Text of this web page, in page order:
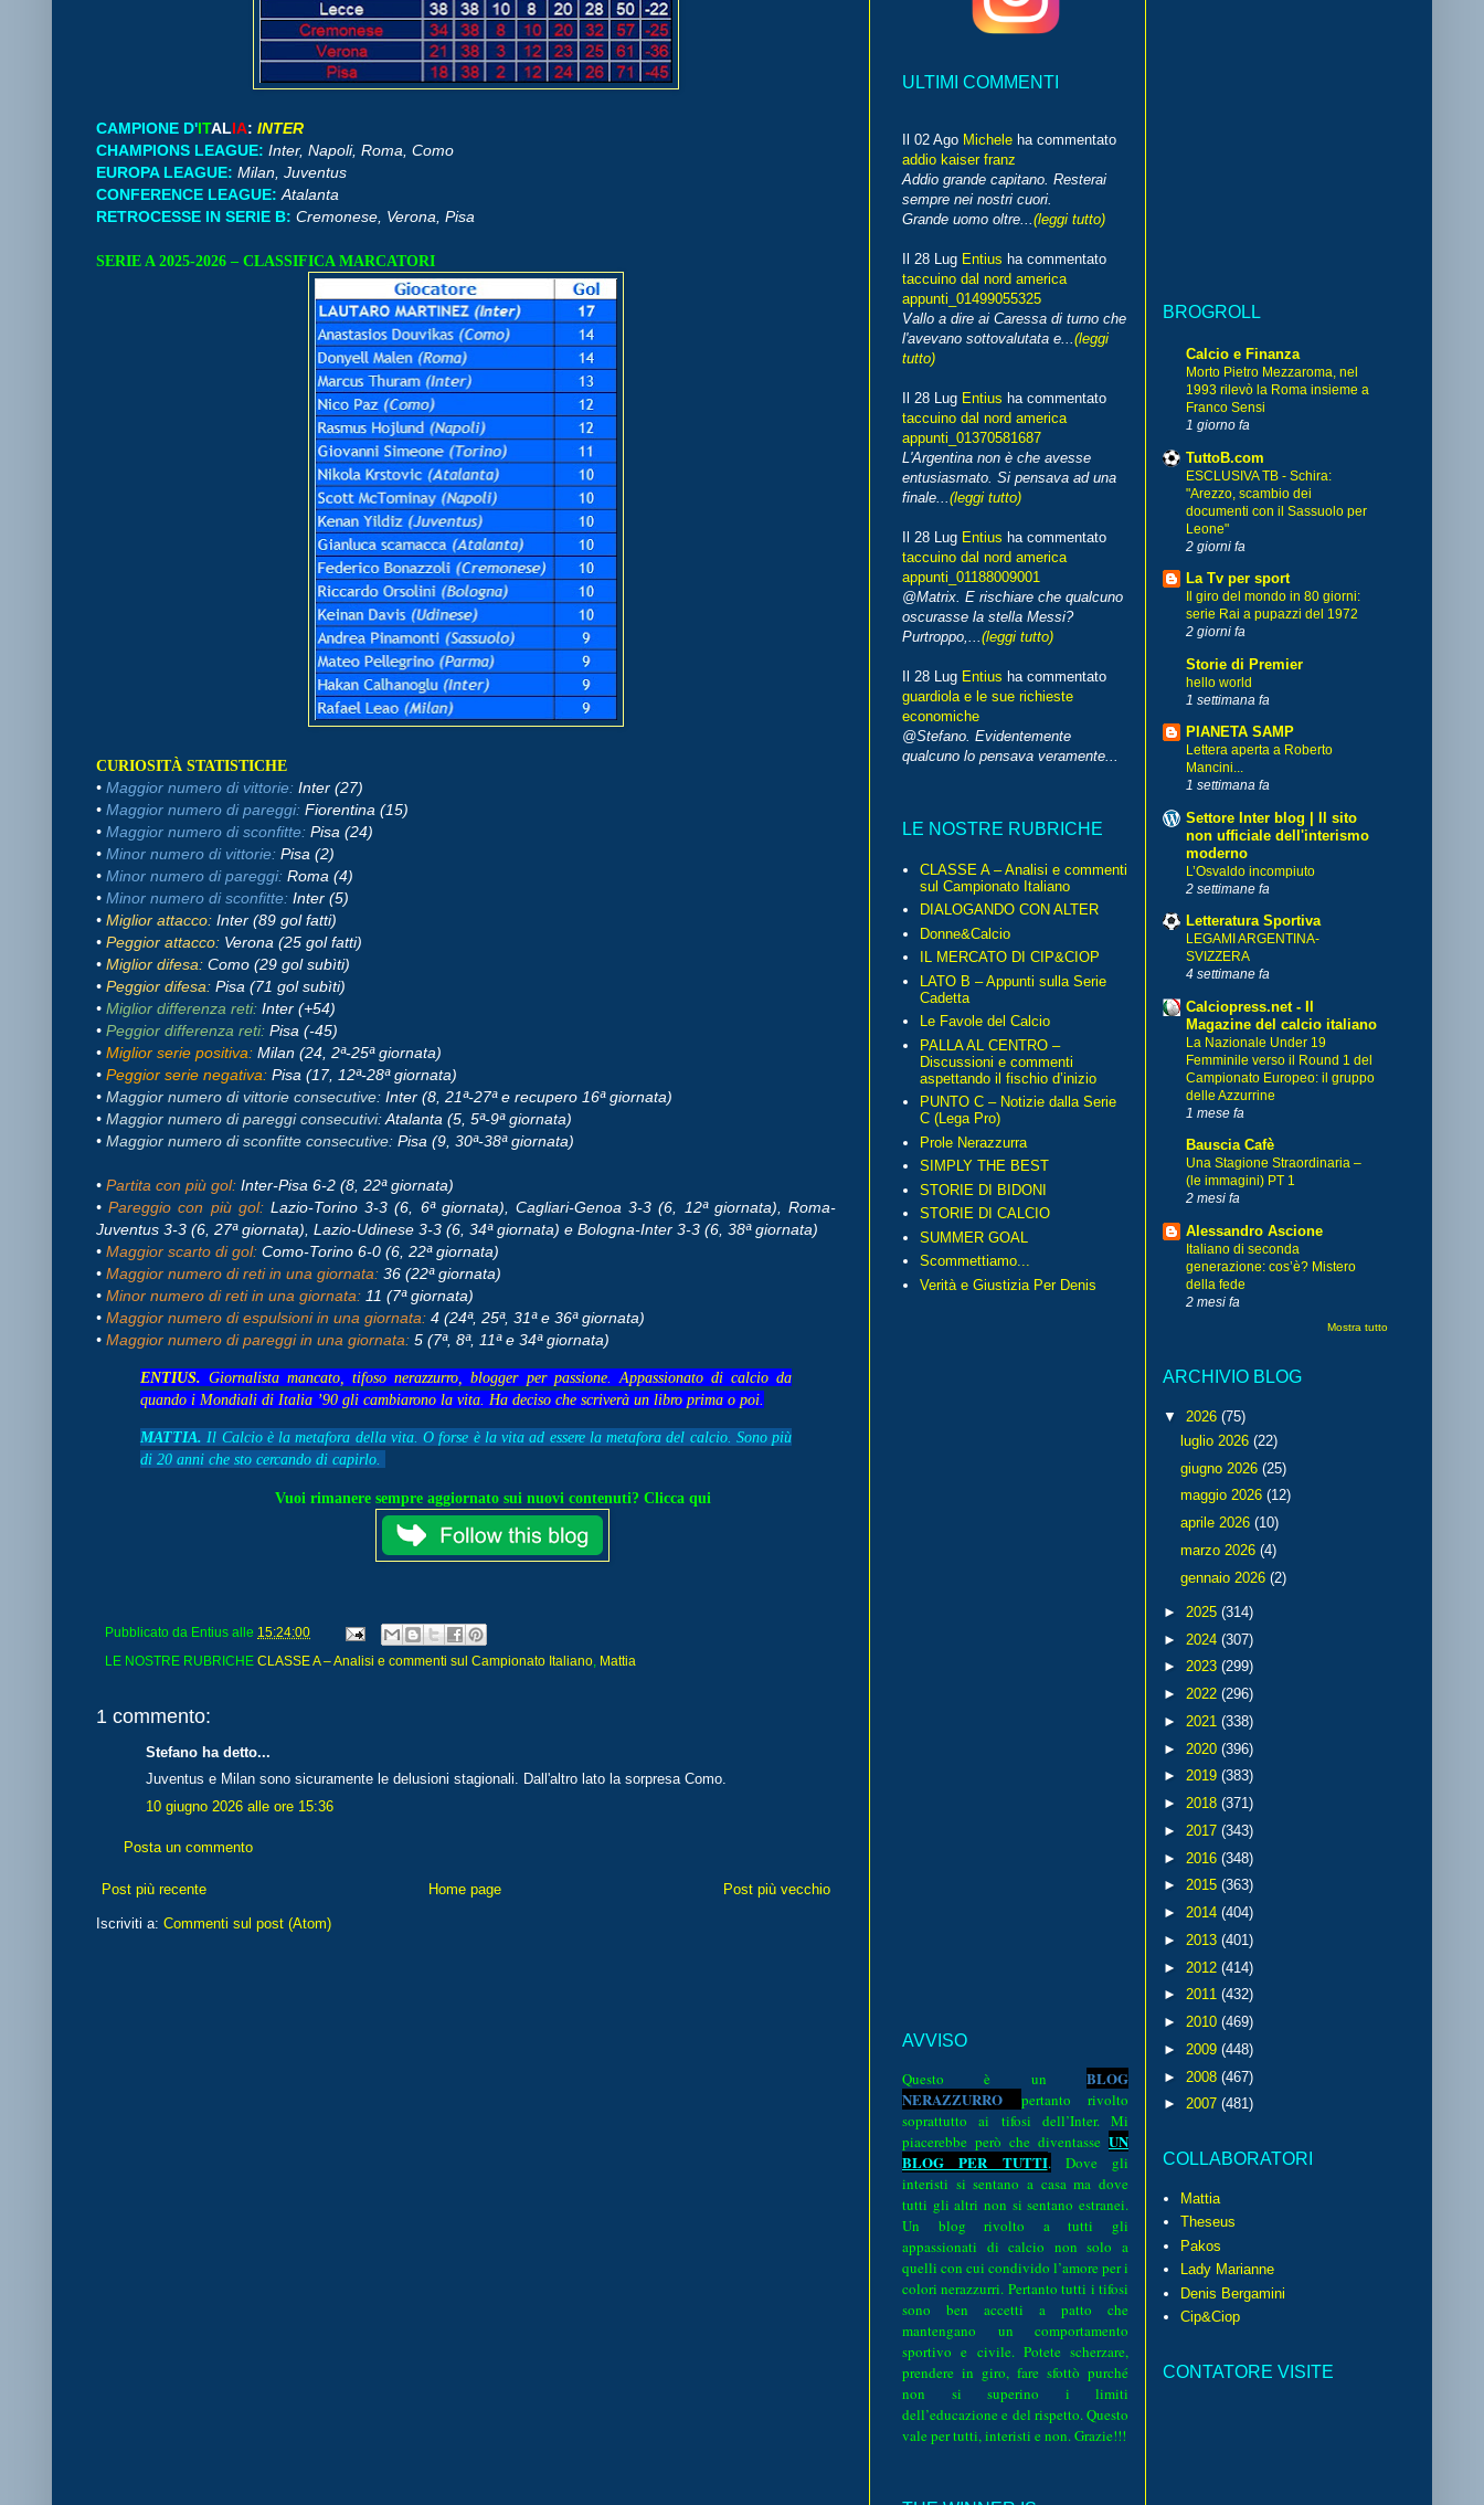
CAMPIONE D'ITALIA: INTER
CHAMPIONS LEAGUE: Inter, Napoli, Roma, Como
EUROPA LEAGUE: Milan, Juventus
CONFERENCE LEAGUE: Atalanta
RETROCESSE IN SERIE B: Cremonese, Verona, Pisa
SERIE A 2025-2026 – CLASSIFICA MARCATORI
CURIOSITÀ STATISTICHE
• Maggior numero di vittorie: Inter (27)
• Maggior numero di pareggi: Fiorentina (15)
• Maggior numero di sconfitte: Pisa (24)
• Minor numero di vittorie: Pisa (2)
• Minor numero di pareggi: Roma (4)
• Minor numero di sconfitte: Inter (5)
• Miglior attacco: Inter (89 gol fatti)
• Peggior attacco: Verona (25 gol fatti)
• Miglior difesa: Como (29 gol subìti)
• Peggior difesa: Pisa (71 gol subìti)
• Miglior differenza reti: Inter (+54)
• Peggior differenza reti: Pisa (-45)
• Miglior serie positiva: Milan (24, 2ª-25ª giornata)
• Peggior serie negativa: Pisa (17, 12ª-28ª giornata)
• Maggior numero di vittorie consecutive: Inter (8, 21ª-27ª e recupero 16ª giornata)
• Maggior numero di pareggi consecutivi:Atalanta (5, 5ª-9ª giornata)
• Maggior numero di sconfitte consecutive: Pisa (9, 30ª-38ª giornata)
• Partita con più gol: Inter-Pisa 6-2 (8, 22ª giornata)
•Pareggio con più gol:Lazio-Torino 3-3 (6, 6ª giornata), Cagliari-Genoa 3-3 (6, 12ª giornata), Roma-
Juventus 3-3 (6, 27ª giornata), Lazio-Udinese 3-3 (6, 34ª giornata) e Bologna-Inter 3-3 (6, 38ª giornata)
• Maggior scarto di gol: Como-Torino 6-0 (6, 22ª giornata)
• Maggior numero di reti in una giornata: 36 (22ª giornata)
• Minor numero di reti in una giornata: 11 (7ª giornata)
• Maggior numero di espulsioni in una giornata: 4 (24ª, 25ª, 31ª e 36ª giornata)
• Maggior numero di pareggi in una giornata: 5 (7ª, 8ª, 11ª e 34ª giornata)
ENTIUS. Giornalista mancato, tifoso nerazzurro, blogger per passione. Appassionato di calcio da
quando i Mondiali di Italia ’90 gli cambiarono la vita. Ha deciso che scriverà un libro prima o poi.
MATTIA.Il Calcio è la metafora della vita. O forse è la vita ad essere la metafora del calcio. Sono più
di 20 anni che sto cercando di capirlo.
Vuoi rimanere sempre aggiornato sui nuovi contenuti? Clicca qui
Pubblicato da Entius alle 15:24:00
LE NOSTRE RUBRICHE CLASSE A – Analisi e commenti sul Campionato Italiano Mattia
1 commento:
Stefano ha detto...
Juventus e Milan sono sicuramente le delusioni stagionali. Dall'altro lato la sorpresa Como.
10 giugno 2026 alle ore 15:36
Posta un commento
Post più recente Post più vecchio
Home page
Iscriviti a: Commenti sul post (Atom)
ULTIMI COMMENTI
Il 02 Ago Michele ha commentato
addio kaiser franz
Addio grande capitano. Resterai
sempre nei nostri cuori.
Grande uomo oltre...(leggi tutto)
Il 28 Lug Entius ha commentato
taccuino dal nord america
appunti_01499055325
Vallo a dire ai Caressa di turno che
l'avevano sottovalutata e...(leggi
tutto)
Il 28 Lug Entius ha commentato
taccuino dal nord america
appunti_01370581687
L'Argentina non è che avesse
entusiasmato. Si pensava ad una
finale...(leggi tutto)
Il 28 Lug Entius ha commentato
taccuino dal nord america
appunti_01188009001
@Matrix. E rischiare che qualcuno
oscurasse la stella Messi?
Purtroppo,...(leggi tutto)
Il 28 Lug Entius ha commentato
guardiola e le sue richieste
economiche
@Stefano. Evidentemente
qualcuno lo pensava veramente...
LE NOSTRE RUBRICHE
CLASSE A – Analisi e commenti
sul Campionato Italiano
DIALOGANDO CON ALTER
Donne&Calcio
IL MERCATO DI CIP&CIOP
LATO B – Appunti sulla Serie
Cadetta
Le Favole del Calcio
PALLA AL CENTRO –
Discussioni e commenti
aspettando il fischio d’inizio
PUNTO C – Notizie dalla Serie
C (Lega Pro)
Prole Nerazzurra
SIMPLY THE BEST
STORIE DI BIDONI
STORIE DI CALCIO
SUMMER GOAL
Scommettiamo...
Verità e Giustizia Per Denis
AVVISO
Questo è un BLOG
NERAZZURRO pertanto rivolto
soprattutto ai tifosi dell’Inter. Mi
piacerebbe però che diventasse UN
BLOG PER TUTTI.
Dove gli
interisti si sentano a casa ma dove
tutti gli altri non si sentano estranei.
Un blog rivolto a tutti gli
appassionati di calcio non solo a
quelli con cui condivido l’amore per i
colori nerazzurri. Pertanto tutti i tifosi
sono ben accetti a patto che
mantengano un comportamento
sportivo e civile. Potete scherzare,
prendere in giro, fare sfottò purché
non si superino i limiti
dell’educazione e del rispetto. Questo
vale per tutti, interisti e non. Grazie!!!
BROGROLL
Calcio e Finanza
Morto Pietro Mezzaroma, nel
1993 rilevò la Roma insieme a
Franco Sensi
1 giorno fa
TuttoB.com
ESCLUSIVA TB - Schira:
"Arezzo, scambio dei
documenti con il Sassuolo per
Leone"
2 giorni fa
La Tv per sport
Il giro del mondo in 80 giorni:
serie Rai a pupazzi del 1972
2 giorni fa
Storie di Premier
hello world
1 settimana fa
PIANETA SAMP
Lettera aperta a Roberto
Mancini...
1 settimana fa
Settore Inter blog | Il sito
non ufficiale dell'interismo
moderno
L’Osvaldo incompiuto
2 settimane fa
Letteratura Sportiva
LEGAMI ARGENTINA-
SVIZZERA
4 settimane fa
Calciopress.net - Il
Magazine del calcio italiano
La Nazionale Under 19
Femminile verso il Round 1 del
Campionato Europeo: il gruppo
delle Azzurrine
1 mese fa
Bauscia Cafè
Una Stagione Straordinaria –
(le immagini) PT 1
2 mesi fa
Alessandro Ascione
Italiano di seconda
generazione: cos’è? Mistero
della fede
2 mesi fa
Mostra tutto
ARCHIVIO BLOG
▼ 2026 (75)
luglio 2026 (22)
giugno 2026 (25)
maggio 2026 (12)
aprile 2026 (10)
marzo 2026 (4)
gennaio 2026 (2)
► 2025 (314)
► 2024 (307)
► 2023 (299)
► 2022 (296)
► 2021 (338)
► 2020 (396)
► 2019 (383)
► 2018 (371)
► 2017 (343)
► 2016 (348)
► 2015 (363)
► 2014 (404)
► 2013 (401)
► 2012 (414)
► 2011 (432)
► 2010 (469)
► 2009 (448)
► 2008 (467)
► 2007 (481)
COLLABORATORI
Mattia
Theseus
Pakos
Lady Marianne
Denis Bergamini
Cip&Ciop
CONTATORE VISITE